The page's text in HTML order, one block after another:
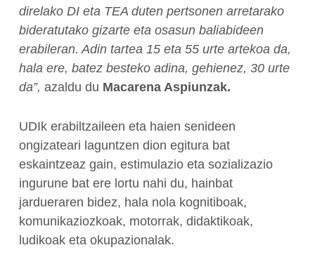
direlako DI eta TEA duten pertsonen arretarako
bideratutako gizarte eta osasun baliabideen
erabileran. Adin tartea 15 eta 55 urte artekoa da,
hala ere, batez besteko adina, gehienez, 30 urte
da”, azaldu du Macarena Aspiunzak.
UDIk erabiltzaileen eta haien senideen
ongizateari laguntzen dion egitura bat
eskaintzeaz gain, estimulazio eta sozializazio
ingurune bat ere lortu nahi du, hainbat
jardueraren bidez, hala nola kognitiboak,
komunikaziozkoak, motorrak, didaktikoak,
ludikoak eta okupazionalak.